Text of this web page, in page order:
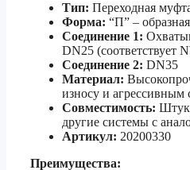
Тип: Переходная
Форма: “П” – образная
Соединение 1:
DN25 (соответствует
Соединение 2: DN35
Материал:
износу и агрессивным
Совместимость:
другие системы с
Артикул: 20200330
Преимущества: